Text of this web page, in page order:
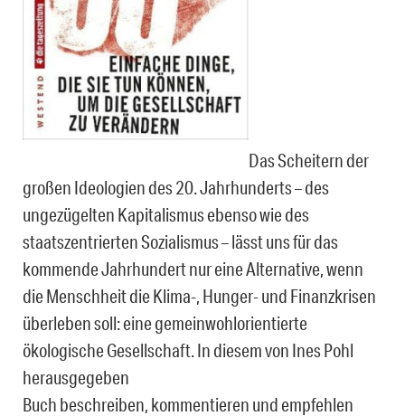
Das Scheitern der
großen Ideologien des 20. Jahrhunderts – des
ungezügelten Kapitalismus ebenso wie des
staatszentrierten Sozialismus – lässt uns für das
kommende Jahrhundert nur eine Alternative, wenn
die Menschheit die Klima-, Hunger- und Finanzkrisen
überleben soll: eine gemeinwohlorientierte
ökologische Gesellschaft. In diesem von Ines Pohl
herausgegeben
Buch beschreiben, kommentieren und empfehlen